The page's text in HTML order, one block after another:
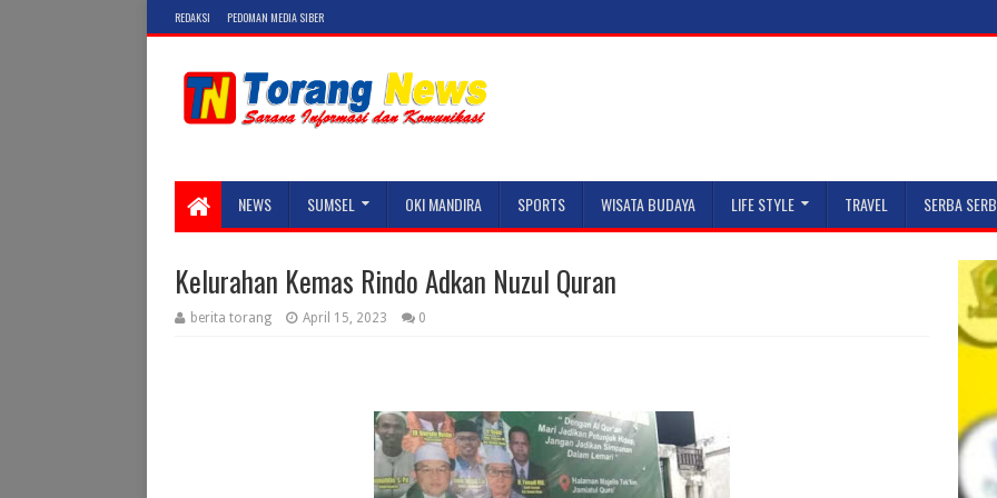
REDAKSI PEDOMAN MEDIA SIBER
NEWS SUMSEL OKI MANDIRA SPORTS WISATA BUDAYA LIFE STYLE TRAVEL SERBA
Kelurahan Kemas Rindo Adkan Nuzul Quran
berita torang April 15, 2023 0